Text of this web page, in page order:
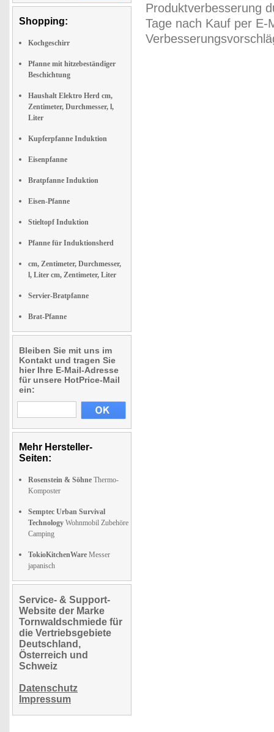
Shopping:
Kochgeschirr
Pfanne mit hitzebeständiger
Beschichtung
Haushalt Elektro Herd cm,
Zentimeter, Durchmesser, l,
Liter
Kupferpfanne Induktion
Eisenpfanne
Bratpfanne Induktion
Eisen-Pfanne
Stieltopf Induktion
Pfanne für Induktionsherd
cm, Zentimeter, Durchmesser,
l, Liter cm, Zentimeter, Liter
Servier-Bratpfanne
Brat-Pfanne
Bleiben Sie mit uns im
Kontakt und tragen Sie
hier Ihre E-Mail-Adresse
für unsere HotPrice-Mail
ein:
Mehr Hersteller-
Seiten:
Rosenstein & Söhne Thermo-
Komposter
Semptec Urban Survival
Technology Wohnmobil Zubehöre
Camping
TokioKitchenWare Messer
japanisch
Service- & Support-
Website der Marke
Tornwaldschmiede für
die Vertriebsgebiete
Deutschland,
Österreich und
Schweiz
Datenschutz
Impressum
Produktverbesserung
Tage nach Kauf per E-